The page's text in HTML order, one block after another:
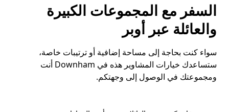
السفر مع المجموعات الكبيرة
والعائلة عبر أوبر
سواء كنت بحاجة إلى مساحة إضافية أو ترتيبات خاصة،
ستساعدك خيارات المشاوير هذه في Downham أنت
ومجموعتك في الوصول إلى وجهتكم.